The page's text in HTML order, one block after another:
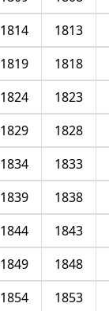
1813
1814
1818
1819
1823
1824
1828
1829
1833
1834
1838
1839
1843
1844
1848
1849
1853
1854